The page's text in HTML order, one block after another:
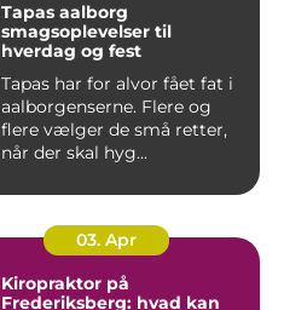
Tapas aalborg
smagsoplevelser til
hverdag og fest
Tapas har for alvor fået fat i
aalborgenserne. Flere og
flere vælger de små retter,
når der skal hyg...
03. Apr
Kiropraktor på
Frederiksberg: hvad kan